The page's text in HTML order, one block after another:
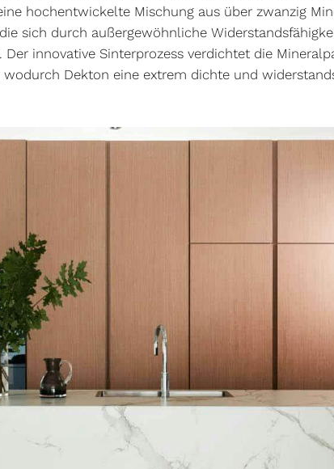
hochentwickelte Mischung aus über zwanzig
sich durch außergewöhnliche
Der innovative Sinterprozess verdichtet die
Dekton eine extrem dichte und